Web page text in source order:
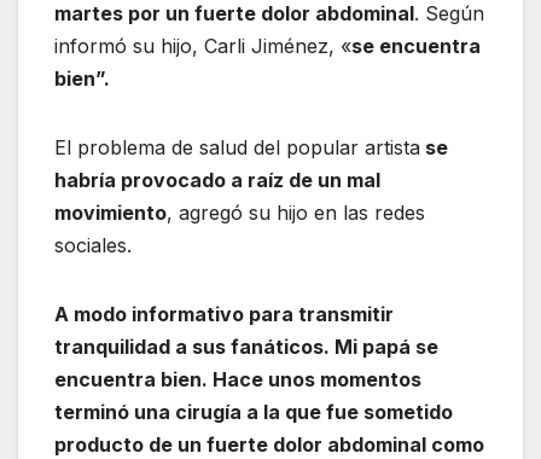
martes por un fuerte dolor abdominal. Según
informó su hijo, Carli Jiménez, «se encuentra
bien”.
El problema de salud del popular artista se
habría provocado a raíz de un mal
movimiento, agregó su hijo en las redes
sociales.
A modo informativo para transmitir
tranquilidad a sus fanáticos. Mi papá se
encuentra bien. Hace unos momentos
terminó una cirugía a la que fue sometido
producto de un fuerte dolor abdominal como